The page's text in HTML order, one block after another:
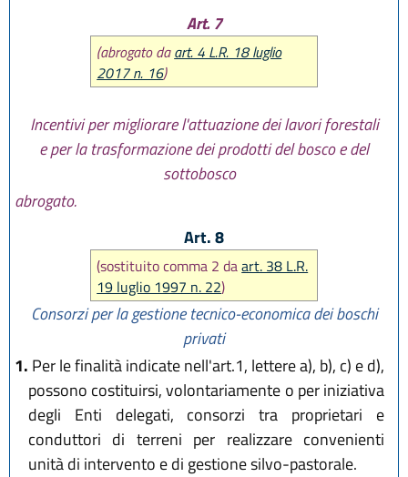
Art. 7
(abrogato daart. 4 L.R. 18 luglio
2017 n. 16)
Incentivi per migliorare l'attuazione dei lavori forestali
e per la trasformazione dei prodotti del bosco e del
sottobosco
abrogato.
Art. 8
(sostituito comma 2 daart. 38 L.R.
19 luglio 1997 n. 22)
Consorzi per la gestione tecnico-economica dei boschi
privati
1. Per le finalità indicate nell'art.1, lettere a), b), c) e d),
possono costituirsi, volontariamente o per iniziativa
degli Enti delegati, consorzi tra proprietari e
conduttori di terreni per realizzare convenienti
unità di intervento e di gestione silvo-pastorale.